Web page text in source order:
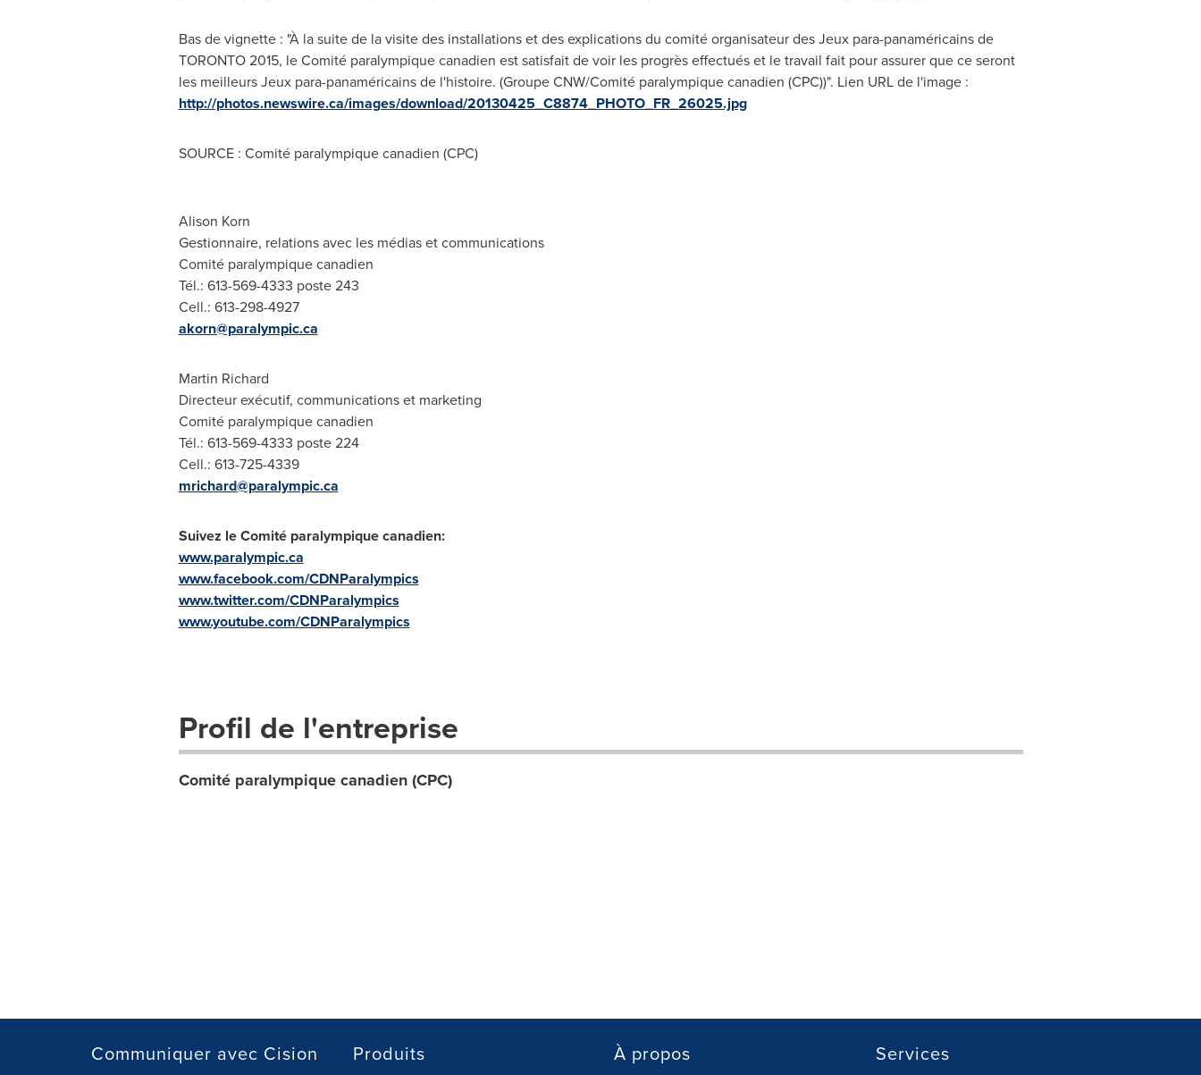
Bas de vignette : "À la suite de la visite des installations et des explications du comité organisateur des Jeux para-panaméricains de
TORONTO 2015, le Comité paralympique canadien est satisfait de voir les progrès effectués et le travail fait pour assurer que ce seront
les meilleurs Jeux para-panaméricains de l'histoire. (Groupe CNW/Comité paralympique canadien (CPC))". Lien URL de l'image :
http://photos.newswire.ca/images/download/20130425_C8874_PHOTO_FR_26025.jpg
SOURCE : Comité paralympique canadien (CPC)
Alison Korn
Gestionnaire, relations avec les médias et communications
Comité paralympique canadien
Tél.: 613-569-4333 poste 243
Cell.: 613-298-4927
akorn@paralympic.ca
Martin Richard
Directeur exécutif, communications et marketing
Comité paralympique canadien
Tél.: 613-569-4333 poste 224
Cell.: 613-725-4339
mrichard@paralympic.ca
Suivez le Comité paralympique canadien:
www.paralympic.ca
www.facebook.com/CDNParalympics
www.twitter.com/CDNParalympics
www.youtube.com/CDNParalympics
Profil de l'entreprise
Comité paralympique canadien (CPC)
Communiquer avec Cision Produits À propos Services